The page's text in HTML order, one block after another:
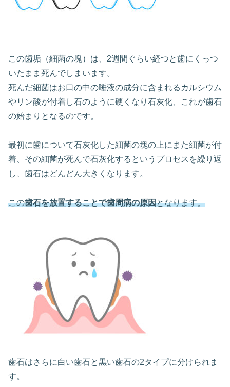
この歯垢（細菌の塊）は、2週間ぐらい経つと歯にくっつ
いたまま死んでしまいます。
死んだ細菌はお口の中の唾液の成分に含まれるカルシウム
やリン酸が付着し石のように硬くなり石灰化、これが歯石
の始まりとなるのです。
最初に歯について石灰化した細菌の塊の上にまた細菌が付
着、その細菌が死んで石灰化するというプロセスを繰り返
し、歯石はどんどん大きくなります。
この歯石を放置することで歯周病の原因となります。
歯石はさらに白い歯石と黒い歯石の2タイプに分けられま
す。